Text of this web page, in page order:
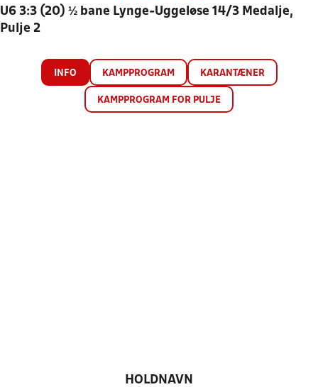
U6 3:3 (20) ½ bane Lynge-Uggeløse 14/3 Medalje,
Pulje 2
INFO KAMPPROGRAM KARANTÆNER
KAMPPROGRAM FOR PULJE
HOLDNAVN